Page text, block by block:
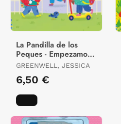
La Pandilla de los
Peques - Empezamos
el Cole
GREENWELL, JESSICA
6,50 €